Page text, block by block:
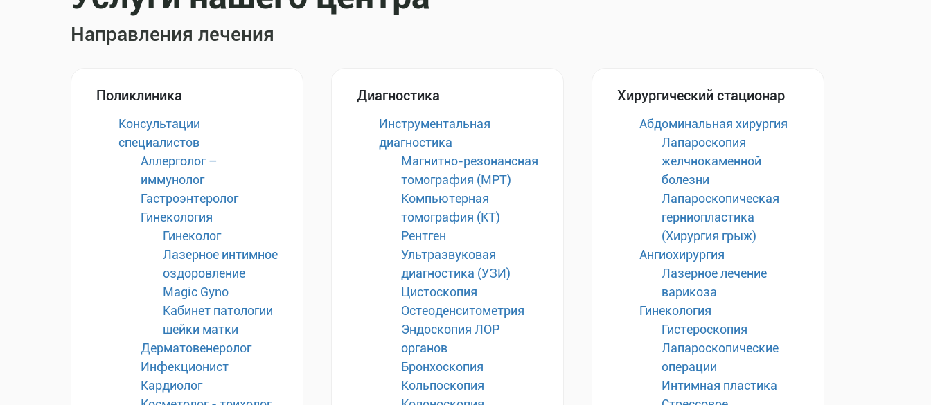
Направления лечения
Поликлиника
Консультации
специалистов
Аллерголог –
иммунолог
Гастроэнтеролог
Гинекология
Гинеколог
Лазерное интимное
оздоровление
Magic Gyno
Кабинет патологии
шейки матки
Дерматовенеролог
Инфекционист
Кардиолог
Диагностика
Инструментальная
диагностика
Магнитно-резонансная
томография (МРТ)
Компьютерная
томография (КТ)
Рентген
Ультразвуковая
диагностика (УЗИ)
Цистоскопия
Остеоденситометрия
Эндоскопия ЛОР
органов
Бронхоскопия
Кольпоскопия
Хирургический стационар
Абдоминальная хирургия
Лапароскопия
желчнокаменной
болезни
Лапароскопическая
герниопластика
(Хирургия грыж)
Ангиохирургия
Лазерное лечение
варикоза
Гинекология
Гистероскопия
Лапароскопические
операции
Интимная пластика